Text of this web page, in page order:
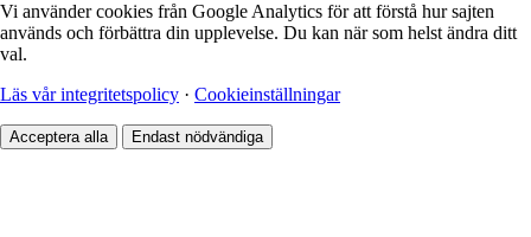
Vi använder cookies från Google Analytics för att förstå hur sajten
används och förbättra din upplevelse. Du kan när som helst ändra ditt
val.
Läs vår integritetspolicy · Cookieinställningar
Acceptera alla Endast nödvändiga